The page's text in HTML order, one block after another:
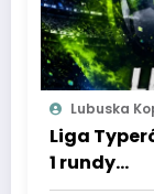
Lubuska
Liga
1 rundy…